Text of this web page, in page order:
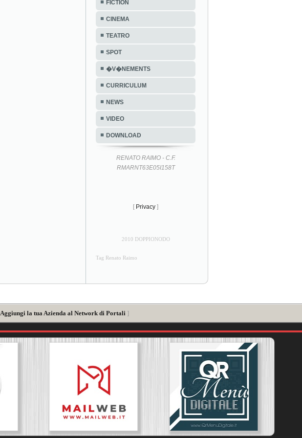
FICTION
CINEMA
TEATRO
SPOT
�V�NEMENTS
CURRICULUM
NEWS
VIDEO
DOWNLOAD
RENATO RAIMO - C.F.
RMARNT63E05I158T
[ Privacy ]
2010 DOPPIONODO
Tag Renato Raimo
Aggiungi la tua Azienda al Network di Portali ]